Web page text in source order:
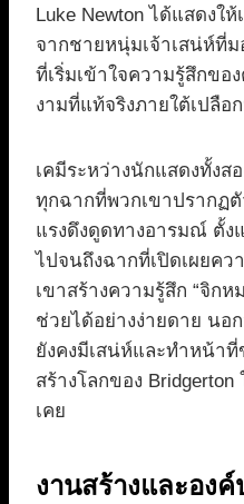
Luke Newton ได้แสดงใ
จากชายหนุ่มเจ้าเสน่ห์ที่ม
ที่เริ่มเข้าใจความรู้สึกขอ
งามที่แท้จริงภายใต้เปลือ
เคมีระหว่างนักแสดงทั้ง
ทุกฉากที่พวกเขาปรากฏ
แรงดึงดูดทางอารมณ์ ตั้ง
ไปจนถึงฉากที่เปิดเผยคว
เขาสร้างความรู้สึก “จิกห
ช่วยได้อย่างง่ายดาย นอ
ยังคงมีเสน่ห์และทำหน้าที่
สร้างโลกของ
เคย
งานสร้างและอง